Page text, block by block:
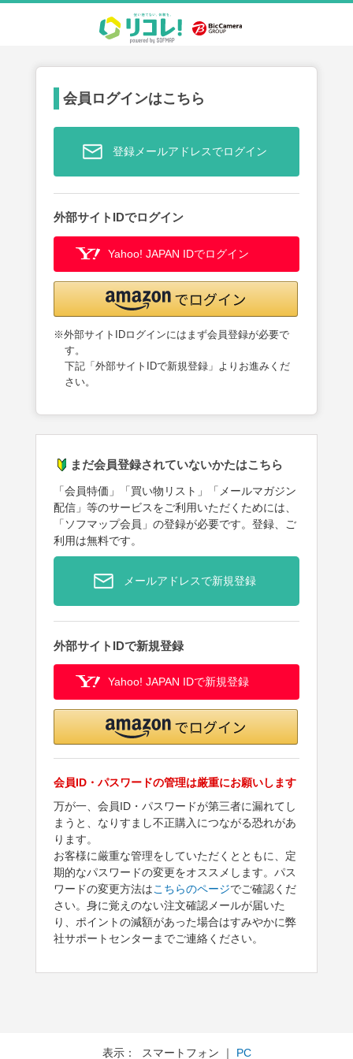
会員ログインはこちら
登録メールアドレスでログイン
外部サイトIDでログイン
Yahoo! JAPAN IDでログイン
※外部サイトIDログインにはまず会員登録が必要で
す。
下記「外部サイトIDで新規登録」よりお進みくだ
さい。
まだ会員登録されていないかたはこちら
「会員特価」「買い物リスト」「メールマガジン
配信」等のサービスをご利用いただくためには、
「ソフマップ会員」の登録が必要です。登録、ご
利用は無料です。
メールアドレスで新規登録
外部サイトIDで新規登録
Yahoo! JAPAN IDで新規登録
会員ID・パスワードの管理は厳重にお願いします
万が一、会員ID・パスワードが第三者に漏れてし
まうと、なりすまし不正購入につながる恐れがあ
ります。
お客様に厳重な管理をしていただくとともに、定
期的なパスワードの変更をオススメします。パス
ワードの変更方法はこちらのページでご確認くだ
さい。身に覚えのない注文確認メールが届いた
り、ポイントの減額があった場合はすみやかに弊
社サポートセンターまでご連絡ください。
表示： スマートフォン ｜ PC